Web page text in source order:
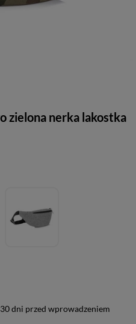
zielona nerka lakostka
dni przed wprowadzeniem